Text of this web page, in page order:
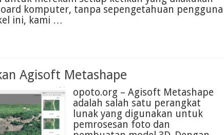
komputer, tanpa sepengetahuan pengguna
ini, kami …
Agisoft Metashape
opoto.org – Agisoft Metashape
adalah salah satu perangkat
lunak yang digunakan untuk
pemrosesan foto dan